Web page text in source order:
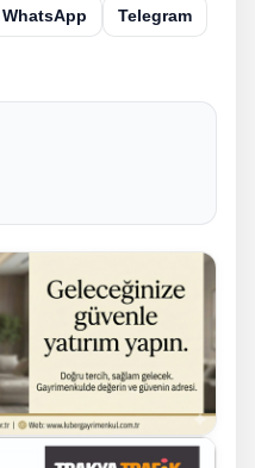
WhatsApp Telegram